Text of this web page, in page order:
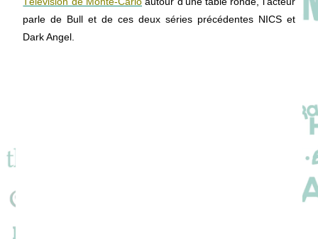
parle de Bull et de ces deux séries précédentes NICS et
Dark Angel.